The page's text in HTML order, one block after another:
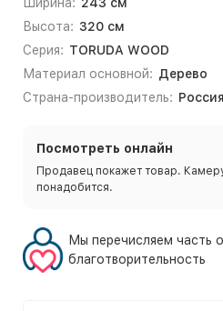
Высота: 320 см
Серия: TORUDA WOOD
Материал основной: Дерево
Страна-производитель: Россия
Посмотреть онлайн
Продавец покажет товар.
понадобится.
Мы перечисляем часть
благотворительность